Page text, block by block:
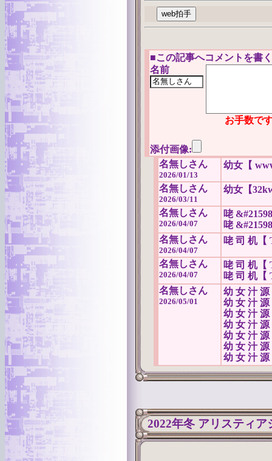
■この記事へコメントを書
名前
お手数で
添付画像:
名無しさん
2026/01/13
幼女【
名無しさん
2026/03/11
幼女【
名無しさん
2026/04/07
咾
咾
名無しさん
2026/04/07
咾 司 机【
名無しさん
2026/04/07
咾 司 机【
咾 司 机【
名無しさん
2026/05/01
幼 女 汁 源
幼 女 汁 源
幼 女 汁 源
幼 女 汁 源
幼 女 汁 源
幼 女 汁 源
幼 女 汁 源
2022年冬 アリスティ